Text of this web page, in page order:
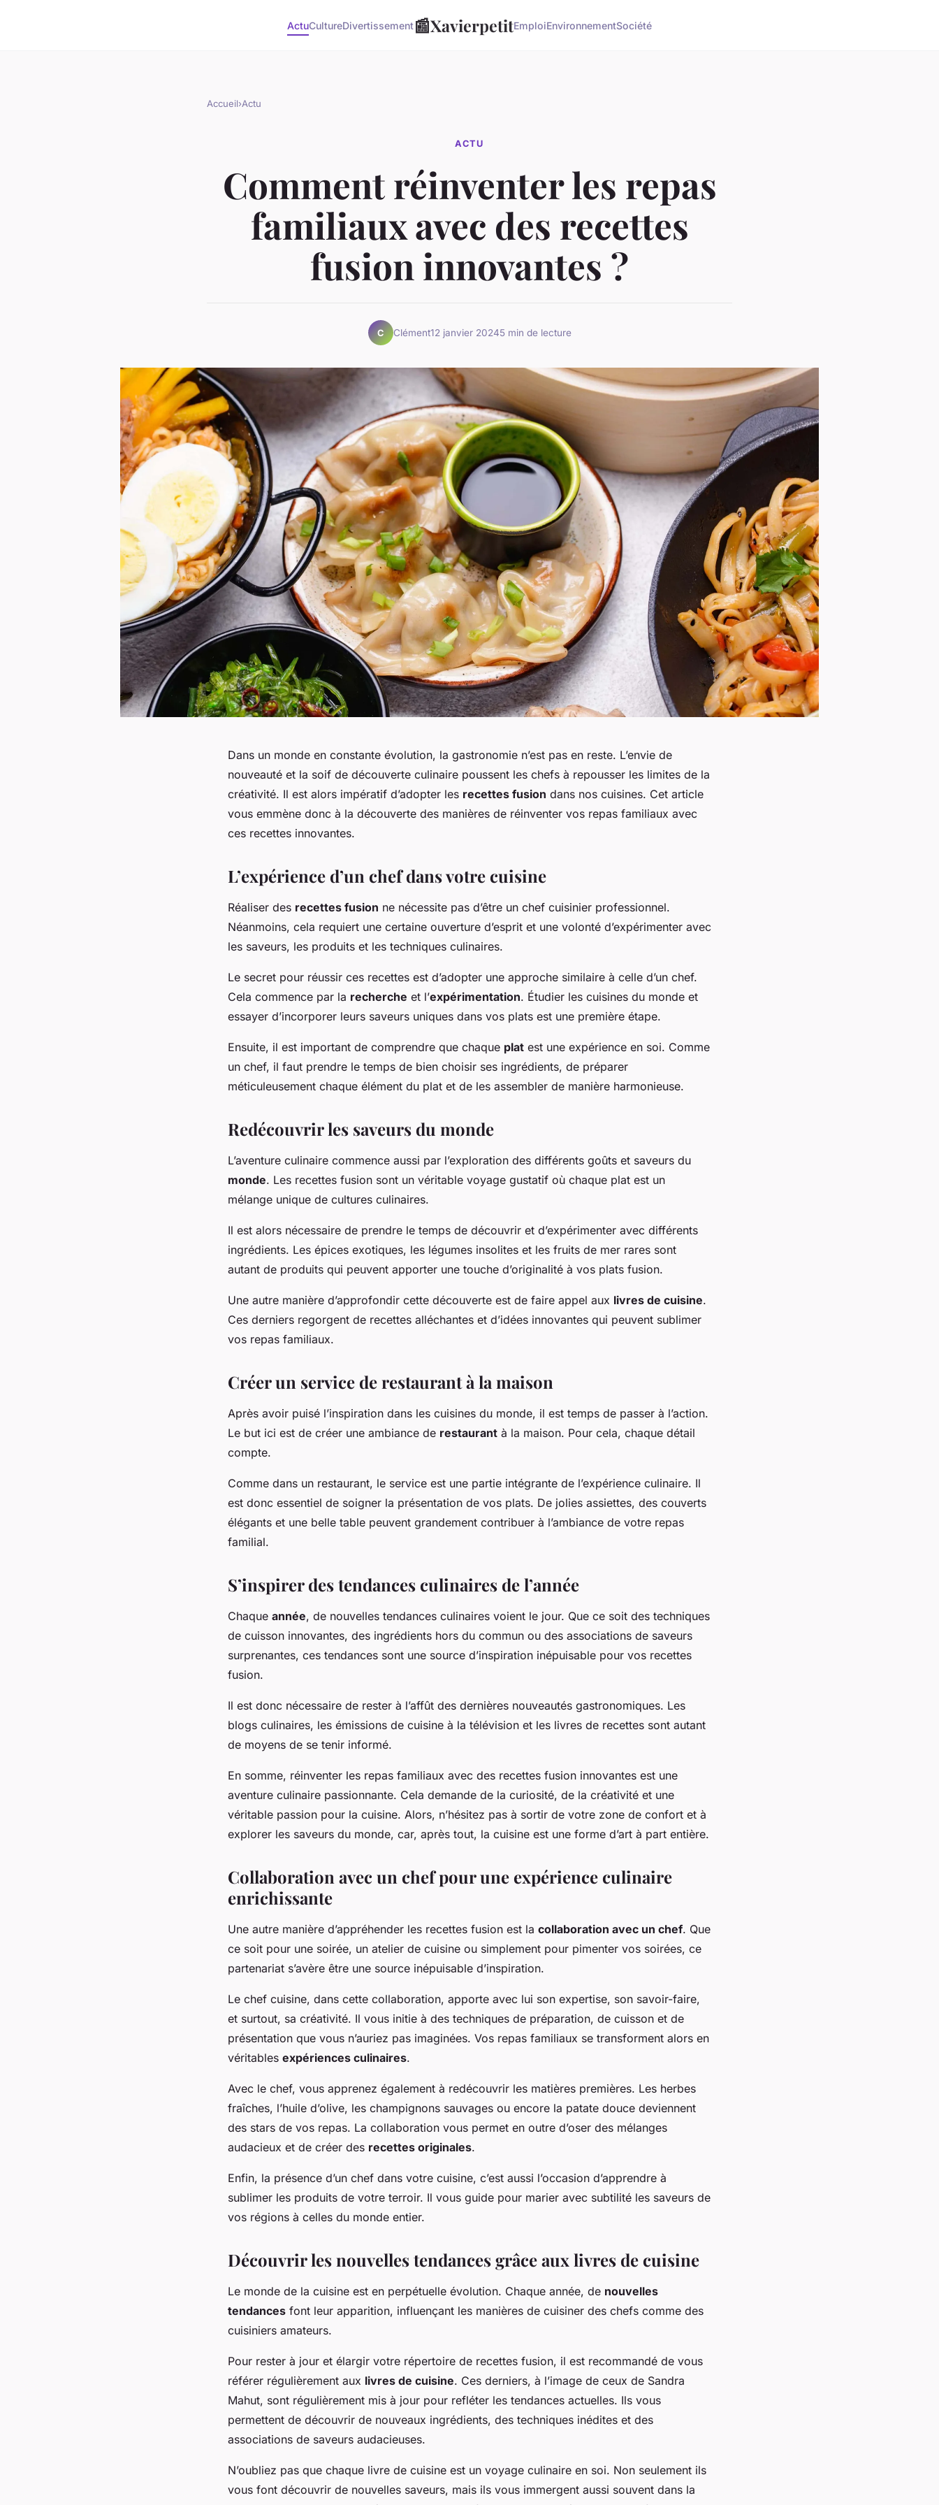
ActuCultureDivertissement📰XavierpetitEmploiEnvironnementSociété
Accueil›Actu
ACTU
Comment réinventer les repas
familiaux avec des recettes
fusion innovantes ?
C Clément12 janvier 20245 min de lecture
Dans un monde en constante évolution, la gastronomie n’est pas en reste. L’envie de
nouveauté et la soif de découverte culinaire poussent les chefs à repousser les limites de la
créativité. Il est alors impératif d’adopter les recettes fusion dans nos cuisines. Cet article
vous emmène donc à la découverte des manières de réinventer vos repas familiaux avec
ces recettes innovantes.
L’expérience d’un chef dans votre cuisine
Réaliser des recettes fusion ne nécessite pas d’être un chef cuisinier professionnel.
Néanmoins, cela requiert une certaine ouverture d’esprit et une volonté d’expérimenter avec
les saveurs, les produits et les techniques culinaires.
Le secret pour réussir ces recettes est d’adopter une approche similaire à celle d’un chef.
Cela commence par la recherche et l’expérimentation. Étudier les cuisines du monde et
essayer d’incorporer leurs saveurs uniques dans vos plats est une première étape.
Ensuite, il est important de comprendre que chaque plat est une expérience en soi. Comme
un chef, il faut prendre le temps de bien choisir ses ingrédients, de préparer
méticuleusement chaque élément du plat et de les assembler de manière harmonieuse.
Redécouvrir les saveurs du monde
L’aventure culinaire commence aussi par l’exploration des différents goûts et saveurs du
monde. Les recettes fusion sont un véritable voyage gustatif où chaque plat est un
mélange unique de cultures culinaires.
Il est alors nécessaire de prendre le temps de découvrir et d’expérimenter avec différents
ingrédients. Les épices exotiques, les légumes insolites et les fruits de mer rares sont
autant de produits qui peuvent apporter une touche d’originalité à vos plats fusion.
Une autre manière d’approfondir cette découverte est de faire appel aux livres de cuisine.
Ces derniers regorgent de recettes alléchantes et d’idées innovantes qui peuvent sublimer
vos repas familiaux.
Créer un service de restaurant à la maison
Après avoir puisé l’inspiration dans les cuisines du monde, il est temps de passer à l’action.
Le but ici est de créer une ambiance de restaurant à la maison. Pour cela, chaque détail
compte.
Comme dans un restaurant, le service est une partie intégrante de l’expérience culinaire. Il
est donc essentiel de soigner la présentation de vos plats. De jolies assiettes, des couverts
élégants et une belle table peuvent grandement contribuer à l’ambiance de votre repas
familial.
S’inspirer des tendances culinaires de l’année
Chaque année, de nouvelles tendances culinaires voient le jour. Que ce soit des techniques
de cuisson innovantes, des ingrédients hors du commun ou des associations de saveurs
surprenantes, ces tendances sont une source d’inspiration inépuisable pour vos recettes
fusion.
Il est donc nécessaire de rester à l’affût des dernières nouveautés gastronomiques. Les
blogs culinaires, les émissions de cuisine à la télévision et les livres de recettes sont autant
de moyens de se tenir informé.
En somme, réinventer les repas familiaux avec des recettes fusion innovantes est une
aventure culinaire passionnante. Cela demande de la curiosité, de la créativité et une
véritable passion pour la cuisine. Alors, n’hésitez pas à sortir de votre zone de confort et à
explorer les saveurs du monde, car, après tout, la cuisine est une forme d’art à part entière.
Collaboration avec un chef pour une expérience culinaire
enrichissante
Une autre manière d’appréhender les recettes fusion est la collaboration avec un chef. Que
ce soit pour une soirée, un atelier de cuisine ou simplement pour pimenter vos soirées, ce
partenariat s’avère être une source inépuisable d’inspiration.
Le chef cuisine, dans cette collaboration, apporte avec lui son expertise, son savoir-faire,
et surtout, sa créativité. Il vous initie à des techniques de préparation, de cuisson et de
présentation que vous n’auriez pas imaginées. Vos repas familiaux se transforment alors en
véritables expériences culinaires.
Avec le chef, vous apprenez également à redécouvrir les matières premières. Les herbes
fraîches, l’huile d’olive, les champignons sauvages ou encore la patate douce deviennent
des stars de vos repas. La collaboration vous permet en outre d’oser des mélanges
audacieux et de créer des recettes originales.
Enfin, la présence d’un chef dans votre cuisine, c’est aussi l’occasion d’apprendre à
sublimer les produits de votre terroir. Il vous guide pour marier avec subtilité les saveurs de
vos régions à celles du monde entier.
Découvrir les nouvelles tendances grâce aux livres de cuisine
Le monde de la cuisine est en perpétuelle évolution. Chaque année, de nouvelles
tendances font leur apparition, influençant les manières de cuisiner des chefs comme des
cuisiniers amateurs.
Pour rester à jour et élargir votre répertoire de recettes fusion, il est recommandé de vous
référer régulièrement aux livres de cuisine. Ces derniers, à l’image de ceux de Sandra
Mahut, sont régulièrement mis à jour pour refléter les tendances actuelles. Ils vous
permettent de découvrir de nouveaux ingrédients, des techniques inédites et des
associations de saveurs audacieuses.
N’oubliez pas que chaque livre de cuisine est un voyage culinaire en soi. Non seulement ils
vous font découvrir de nouvelles saveurs, mais ils vous immergent aussi souvent dans la